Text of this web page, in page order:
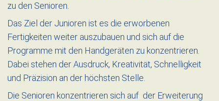
zu den Senioren.
Das Ziel der Junioren ist es die erworbenen
Fertigkeiten weiter auszubauen und sich auf die
Programme mit den Handgeräten zu konzentrieren.
Dabei stehen der Ausdruck, Kreativität, Schnelligkeit
und Präzision an der höchsten Stelle.
Die Senioren konzentrieren sich auf der Erweiterung